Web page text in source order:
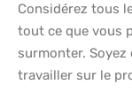
Considérez tous
tout ce que vous
surmonter.
travailler sur le